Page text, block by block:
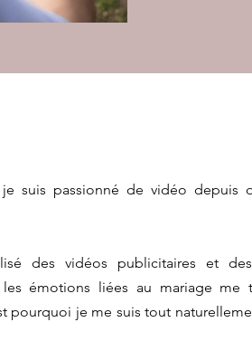
suis passionné de vidéo depuis
des vidéos publicitaires et
les émotions liées au mariage me
pourquoi je me suis tout